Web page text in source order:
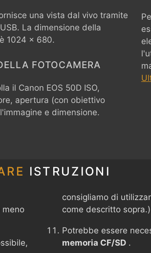
una vista dal vivo tramite
La dimensione della
1024 x 680.
FOTOCAMERA
il Canon EOS 50D ISO,
apertura (con obiettivo
e dimensione.
ISTRUZIONI
meno
consigliamo di
come descritto sopra.)
Potrebbe essere
memoria CF/SD .